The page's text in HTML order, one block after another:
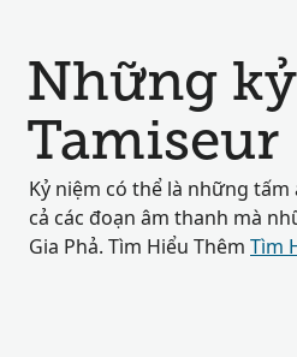
Những
Tamiseur
Kỷ niệm có thể là những
cả các đoạn âm thanh mà
Gia Phả. Tìm Hiểu Thêm Tìm